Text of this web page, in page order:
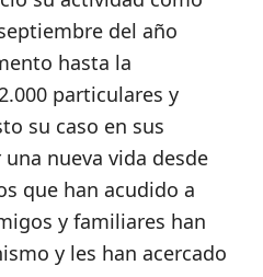
del año
hasta la
particulares y
su caso en sus
nueva vida desde
que han acudido a
y familiares han
y les han acercado